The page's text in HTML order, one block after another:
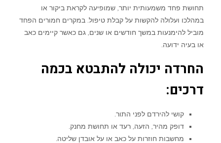
תחושת פחד משמעותית יותר, שמופיעה לקראת ביקור או
במהלכו ועלולה להקשות על קבלת טיפול. במקרים חמורים הפחד
מוביל להימנעות במשך חודשים או שנים, גם כאשר קיימים כאב
או בעיה ידועה.
החרדה יכולה להתבטא בכמה
דרכים:
קושי להירדם לפני התור.
דופק מהיר, הזעה, רעד או תחושת מחנק.
מחשבות חוזרות על כאב או על אובדן שליטה.